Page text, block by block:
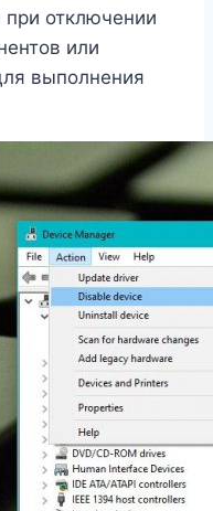
отключении
или
выполнения